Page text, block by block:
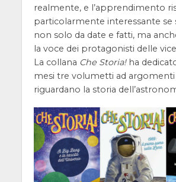
realmente, e l’apprendimento
particolarmente interessante se
non solo da date e fatti, ma
la voce dei protagonisti delle
La collana Che Storia!ha
mesi tre volumetti ad argomenti
riguardano la storia